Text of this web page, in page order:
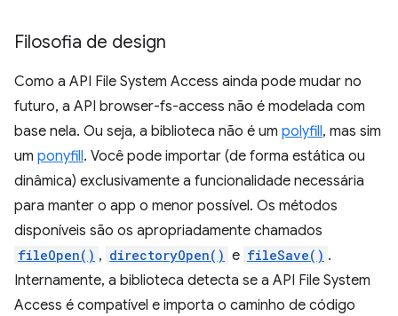
Filosofia de design
Como a API File System Access ainda pode mudar no
futuro, a API browser-fs-access não é modelada com
base nela. Ou seja, a biblioteca não é um polyfill, mas sim
um ponyfill. Você pode importar (de forma estática ou
dinâmica) exclusivamente a funcionalidade necessária
para manter o app o menor possível. Os métodos
disponíveis são os apropriadamente chamados
fileOpen() , directoryOpen() e fileSave() .
Internamente, a biblioteca detecta se a API File System
Access é compatível e importa o caminho de código